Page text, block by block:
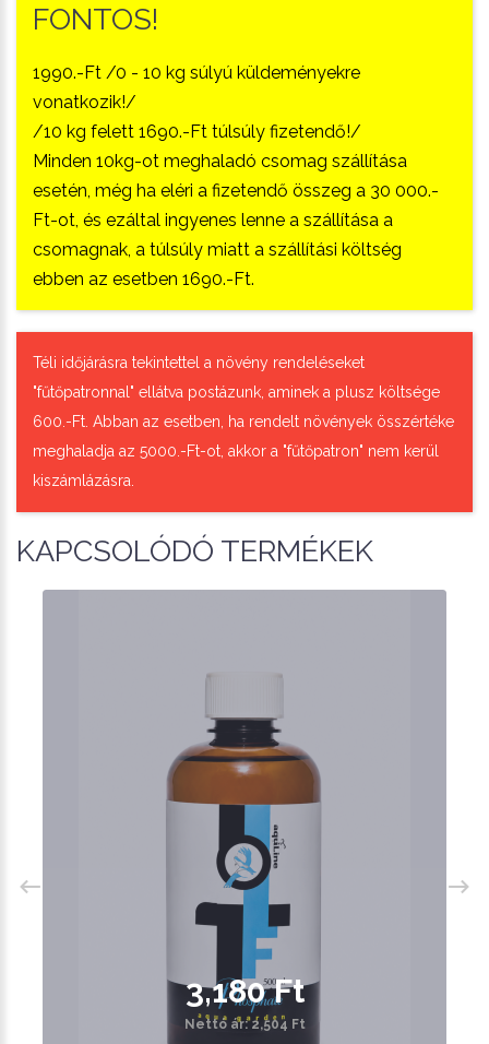
FONTOS!
1990.-Ft /0 - 10 kg súlyú küldeményekre
vonatkozik!/
/10 kg felett 1690.-Ft túlsúly fizetendő!/
Minden 10kg-ot meghaladó csomag szállítása
esetén, még ha eléri a fizetendő összeg a 30 000.-
Ft-ot, és ezáltal ingyenes lenne a szállítása a
csomagnak, a túlsúly miatt a szállítási költség
ebben az esetben 1690.-Ft.
Téli időjárásra tekintettel a növény rendeléseket
"fűtőpatronnal" ellátva postázunk, aminek a plusz költsége
600.-Ft. Abban az esetben, ha rendelt növények összértéke
meghaladja az 5000.-Ft-ot, akkor a "fűtőpatron" nem kerül
kiszámlázásra.
KAPCSOLÓDÓ TERMÉKEK
3,180 Ft
Nettó ár: 2,504 Ft